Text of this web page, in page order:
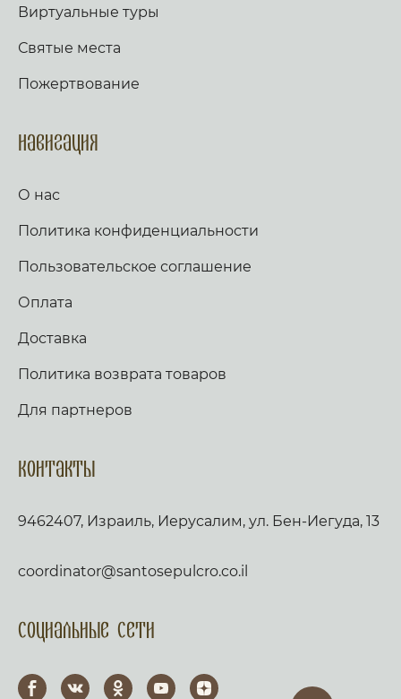
Виртуальные туры
Святые места
Пожертвование
Навигация
О нас
Политика конфиденциальности
Пользовательское соглашение
Оплата
Доставка
Политика возврата товаров
Для партнеров
Контакты
9462407, Израиль, Иерусалим, ул. Бен-Иегуда, 13
coordinator@santosepulcro.co.il
Социальные сети